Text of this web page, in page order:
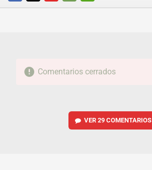
FACEBOOKTWITTERFLIPBOARD
E-
WHATSAPP
Comentarios cerrados
VER 29 COMENTARIOS